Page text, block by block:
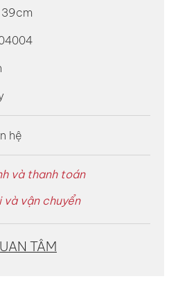
hệ
và thanh toán
và vận chuyển
TÂM